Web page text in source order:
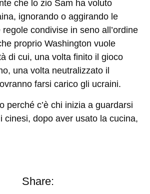
che lo zio Sam ha voluto
ignorando o aggirando le
condivise in seno all’ordine
proprio Washington vuole
di cui, una volta finito il gioco
una volta neutralizzato il
farsi carico gli ucraini.
perché c’è chi inizia a guardarsi
cinesi, dopo aver usato la cucina,
Share: